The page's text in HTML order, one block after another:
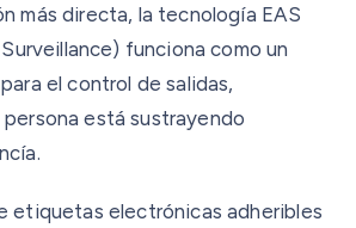
más directa, la tecnología EAS
funciona como un
el control de salidas,
está sustrayendo
etiquetas electrónicas adheribles